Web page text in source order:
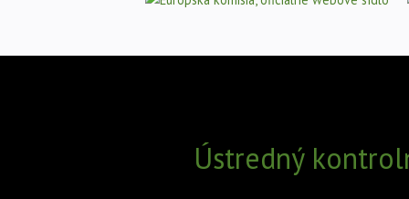
Ústredný